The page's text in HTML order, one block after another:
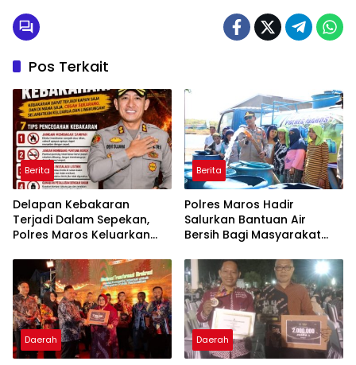
Pos Terkait
Berita
Delapan Kebakaran
Terjadi Dalam Sepekan,
Polres Maros Keluarkan
Masyarakat
Berita
Polres Maros Hadir
Salurkan Bantuan Air
Bersih Bagi Masyarakat
Di Maros
Daerah Daerah